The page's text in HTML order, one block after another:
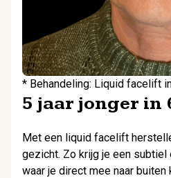
* Behandeling: Liquid facelift
5 jaar jonger in
Met een liquid facelift
gezicht. Zo krijg je een subtiel
waar je direct mee naar buiten